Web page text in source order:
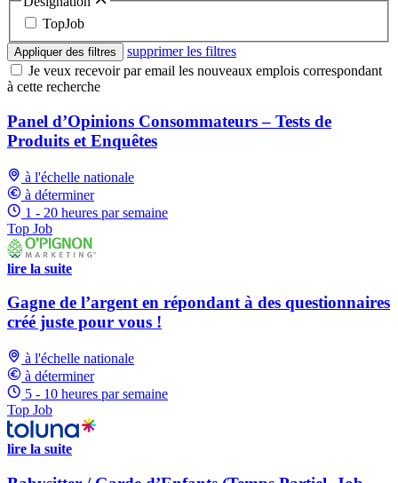
TopJob
Appliquer des filtres
supprimer les filtres
Je veux recevoir par email les nouveaux emplois correspondant
à cette recherche
Panel d’Opinions Consommateurs – Tests de
Produits et Enquêtes
à l'échelle nationale
à déterminer
1 - 20 heures par semaine
Top Job
lire la suite
Gagne de l’argent en répondant à des questionnaires
créé juste pour vous !
à l'échelle nationale
à déterminer
5 - 10 heures par semaine
Top Job
lire la suite